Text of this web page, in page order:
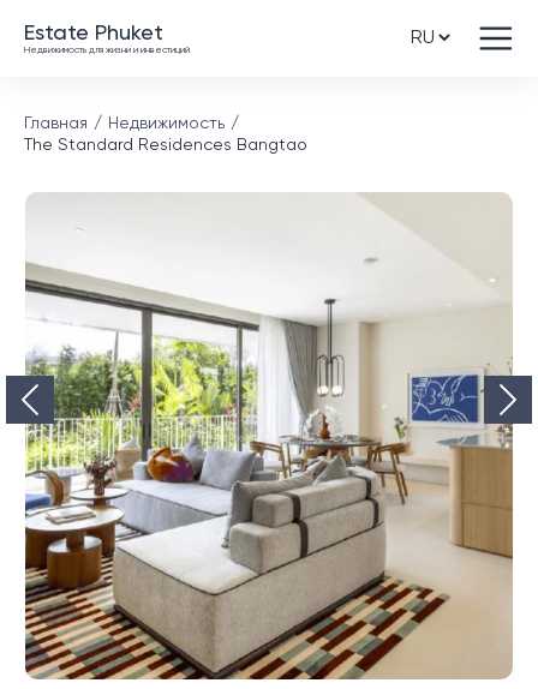
Estate Phuket
Недвижимость для жизни и инвестиций
Главная
Недвижимость
The Standard Residences Bangtao